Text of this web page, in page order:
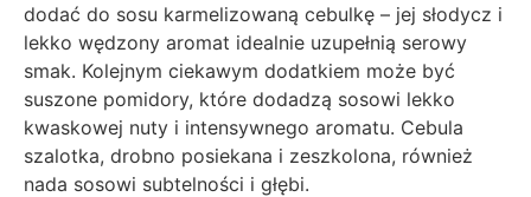
dodać do sosu karmelizowaną cebulkę – jej słodycz i
lekko wędzony aromat idealnie uzupełnią serowy
smak. Kolejnym ciekawym dodatkiem może być
suszone pomidory, które dodadzą sosowi lekko
kwaskowej nuty i intensywnego aromatu. Cebula
szalotka, drobno posiekana i zeszkolona, również
nada sosowi subtelności i głębi.